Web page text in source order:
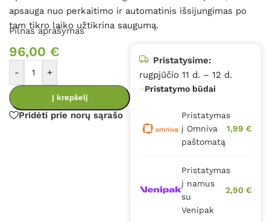
apsauga nuo perkaitimo ir automatinis išsijungimas po
tam tikro laiko užtikrina saugumą.
Pilnas aprašymas
96,00 €
- +
Į krepšelį
Pridėti prie norų sąrašo
Pristatysime:
rugpjūčio 11 d. – 12 d.
Pristatymo būdai
Pristatymas
į Omniva
paštomatą
1,99 €
Pristatymas
į namus
su
Venipak
2,90 €